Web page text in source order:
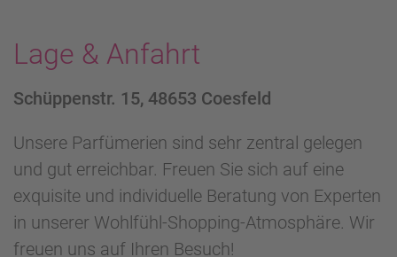
Lage & Anfahrt
Schüppenstr. 15, 48653 Coesfeld
Unsere Parfümerien sind sehr zentral gelegen
und gut erreichbar. Freuen Sie sich auf eine
exquisite und individuelle Beratung von Experten
in unserer Wohlfühl-Shopping-Atmosphäre. Wir
freuen uns auf Ihren Besuch!